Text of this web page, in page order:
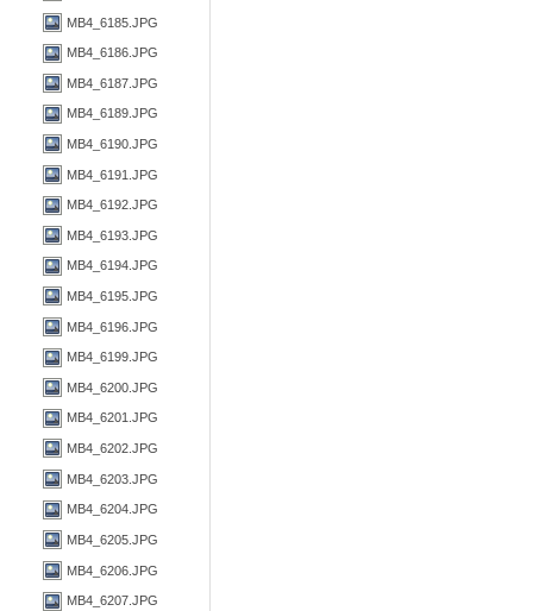
MB4_6185.JPG
MB4_6186.JPG
MB4_6187.JPG
MB4_6189.JPG
MB4_6190.JPG
MB4_6191.JPG
MB4_6192.JPG
MB4_6193.JPG
MB4_6194.JPG
MB4_6195.JPG
MB4_6196.JPG
MB4_6199.JPG
MB4_6200.JPG
MB4_6201.JPG
MB4_6202.JPG
MB4_6203.JPG
MB4_6204.JPG
MB4_6205.JPG
MB4_6206.JPG
MB4_6207.JPG